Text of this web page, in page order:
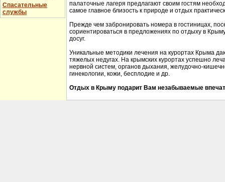
Спасательные
службы
палаточные лагеря предлагают своим гостям
самое главное близость к природе и отдых
Прежде чем забронировать номера в гостиницах,
сориентироваться в предложениях по отдыху в
досуг.
Уникальные методики лечения на курортах Крыма
тяжелых недугах. На крымских курортах успешно
нервной систем, органов дыхания, желудочно-
гинекологии, кожи, бесплодие и др.
Отдых в Крыму подарит Вам незабываемые